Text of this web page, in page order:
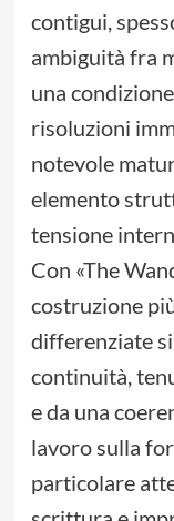
contigui,
ambiguità fra
una
risoluzioni
notevole
elemento
tensione
Con «The
costruzione
differenziate
continuità,
e da una
lavoro sulla
particolare